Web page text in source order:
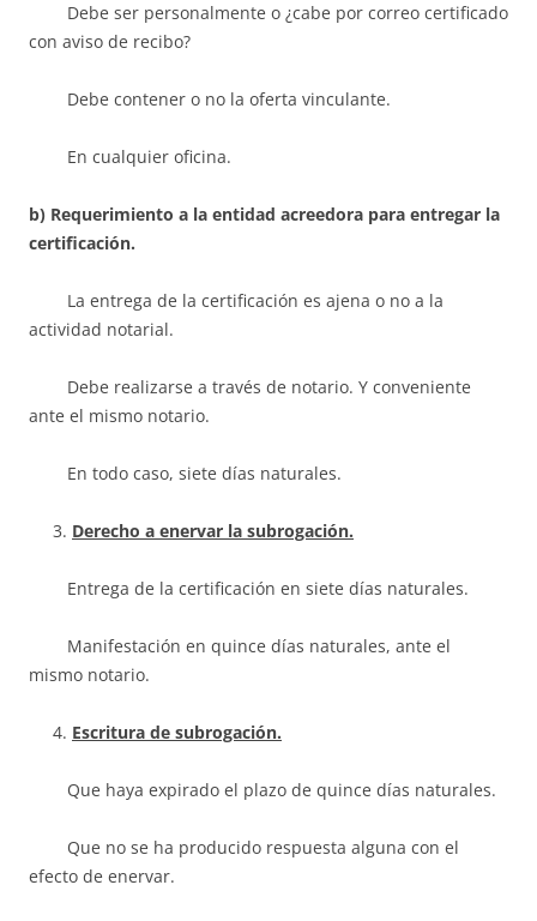
Debe ser personalmente o ¿cabe por correo certificado
con aviso de recibo?
Debe contener o no la oferta vinculante.
En cualquier oficina.
b) Requerimiento a la entidad acreedora para entregar la
certificación.
La entrega de la certificación es ajena o no a la
actividad notarial.
Debe realizarse a través de notario. Y conveniente
ante el mismo notario.
En todo caso, siete días naturales.
Derecho a enervar la subrogación.
Entrega de la certificación en siete días naturales.
Manifestación en quince días naturales, ante el
mismo notario.
Escritura de subrogación.
Que haya expirado el plazo de quince días naturales.
Que no se ha producido respuesta alguna con el
efecto de enervar.